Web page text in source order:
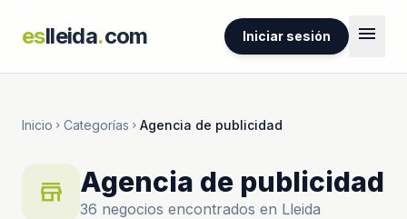
eslleida.com Iniciar sesión menu
Inicio chevron_right Categorías chevron_right Agencia de publicidad
store Agencia de publicidad
36 negocios encontrados en Lleida